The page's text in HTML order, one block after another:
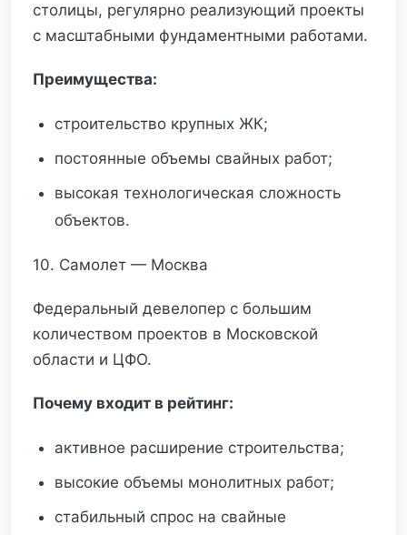
столицы, регулярно реализующий проекты
с масштабными фундаментными работами.
Преимущества:
строительство крупных ЖК;
постоянные объемы свайных работ;
высокая технологическая сложность
объектов.
10. Самолет — Москва
Федеральный девелопер с большим
количеством проектов в Московской
области и ЦФО.
Почему входит в рейтинг:
активное расширение строительства;
высокие объемы монолитных работ;
стабильный спрос на свайные